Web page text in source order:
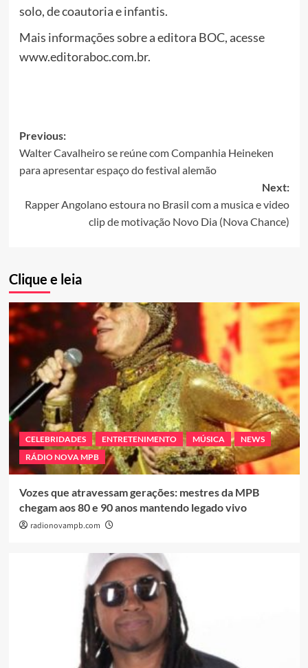
solo, de coautoria e infantis.
Mais informações sobre a editora BOC, acesse
www.editoraboc.com.br.
Post
navigation
Previous:
Walter Cavalheiro se reúne com Companhia Heineken
para apresentar espaço do festival alemão
Next:
Rapper Angolano estoura no Brasil com a musica e video
clip de motivação Novo Dia (Nova Chance)
Clique e leia
CELEBRIDADES ENTRETENIMENTO MÚSICA
NEWS
RÁDIO NOVA MPB
Vozes que atravessam gerações: mestres da MPB
chegam aos 80 e 90 anos mantendo legado vivo
radionovampb.com